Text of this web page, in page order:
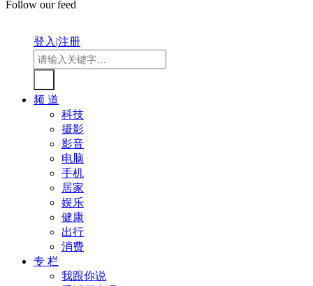
Follow our feed
登入|注册
频 道
科技
摄影
影音
电脑
手机
居家
娱乐
健康
出行
消费
专 栏
我跟你说